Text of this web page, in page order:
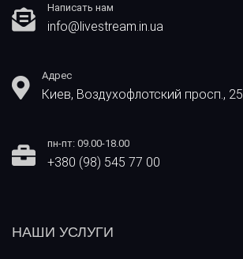
Написать нам
info@livestream.in.ua
Адрес
Киев, Воздухофлотский просп., 25
пн-пт: 09.00-18.00
+380 (98) 545 77 00
НАШИ УСЛУГИ